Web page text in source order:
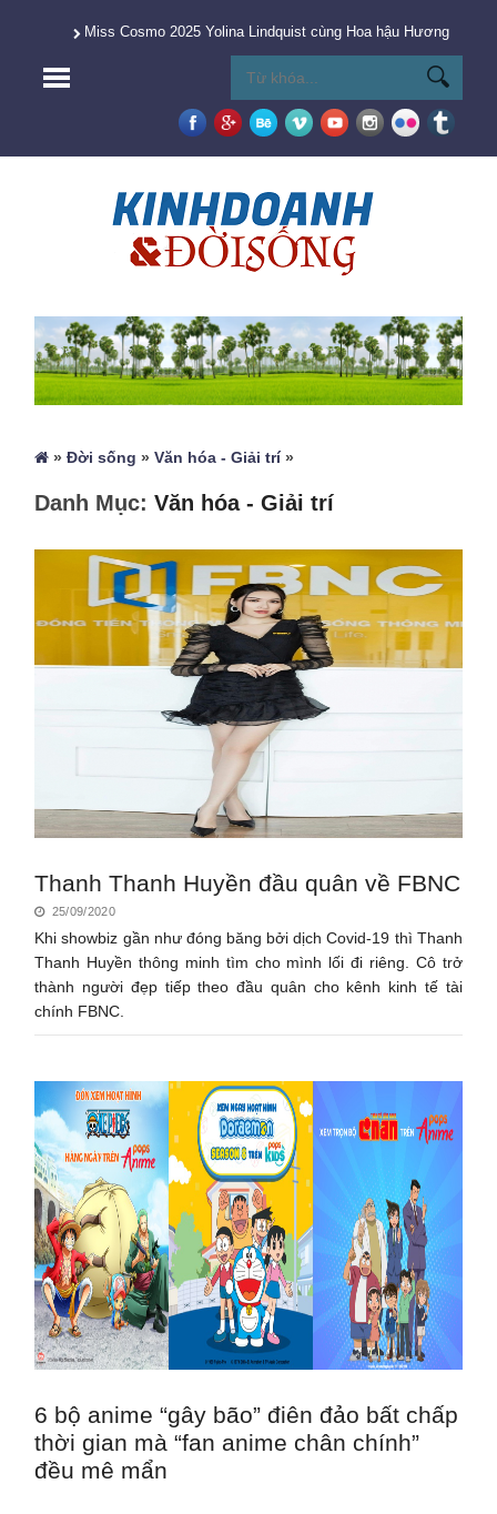
Miss Cosmo 2025 Yolina Lindquist cùng Hoa hậu Hương
»Đời sống »Văn hóa - Giải trí»
Danh Mục:Văn hóa - Giải trí
Thanh Thanh Huyền đầu quân về FBNC
25/09/2020
Khi showbiz gần như đóng băng bởi dịch Covid-19 thì Thanh
Thanh Huyền thông minh tìm cho mình lối đi riêng. Cô trở
thành người đẹp tiếp theo đầu quân cho kênh kinh tế tài
chính FBNC.
6 bộ anime “gây bão” điên đảo bất chấp
thời gian mà “fan anime chân chính”
đều mê mẩn